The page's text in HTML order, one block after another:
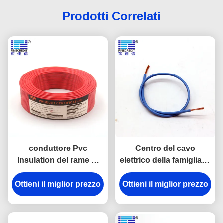
Prodotti Correlati
conduttore Pvc
Insulation del rame di
2.5-10mm2 H07 V-K
Household Electrical
Cable
Ottieni il miglior prezzo
Centro del cavo
elettrico della famiglia di
H05V-R H07V-R 0.5mm2
il singolo per
costruzione
Ottieni il miglior prezzo